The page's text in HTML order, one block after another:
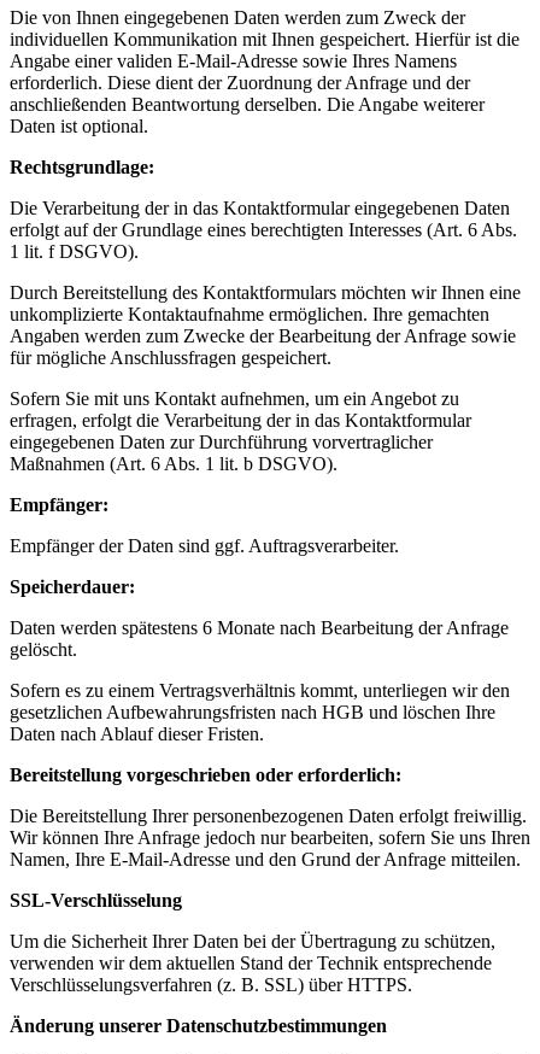
Die von Ihnen eingegebenen Daten werden zum Zweck der
individuellen Kommunikation mit Ihnen gespeichert. Hierfür ist die
Angabe einer validen E-Mail-Adresse sowie Ihres Namens
erforderlich. Diese dient der Zuordnung der Anfrage und der
anschließenden Beantwortung derselben. Die Angabe weiterer
Daten ist optional.
Rechtsgrundlage:
Die Verarbeitung der in das Kontaktformular eingegebenen Daten
erfolgt auf der Grundlage eines berechtigten Interesses (Art. 6 Abs.
1 lit. f DSGVO).
Durch Bereitstellung des Kontaktformulars möchten wir Ihnen eine
unkomplizierte Kontaktaufnahme ermöglichen. Ihre gemachten
Angaben werden zum Zwecke der Bearbeitung der Anfrage sowie
für mögliche Anschlussfragen gespeichert.
Sofern Sie mit uns Kontakt aufnehmen, um ein Angebot zu
erfragen, erfolgt die Verarbeitung der in das Kontaktformular
eingegebenen Daten zur Durchführung vorvertraglicher
Maßnahmen (Art. 6 Abs. 1 lit. b DSGVO).
Empfänger:
Empfänger der Daten sind ggf. Auftragsverarbeiter.
Speicherdauer:
Daten werden spätestens 6 Monate nach Bearbeitung der Anfrage
gelöscht.
Sofern es zu einem Vertragsverhältnis kommt, unterliegen wir den
gesetzlichen Aufbewahrungsfristen nach HGB und löschen Ihre
Daten nach Ablauf dieser Fristen.
Bereitstellung vorgeschrieben oder erforderlich:
Die Bereitstellung Ihrer personenbezogenen Daten erfolgt freiwillig.
Wir können Ihre Anfrage jedoch nur bearbeiten, sofern Sie uns Ihren
Namen, Ihre E-Mail-Adresse und den Grund der Anfrage mitteilen.
SSL-Verschlüsselung
Um die Sicherheit Ihrer Daten bei der Übertragung zu schützen,
verwenden wir dem aktuellen Stand der Technik entsprechende
Verschlüsselungsverfahren (z. B. SSL) über HTTPS.
Änderung unserer Datenschutzbestimmungen